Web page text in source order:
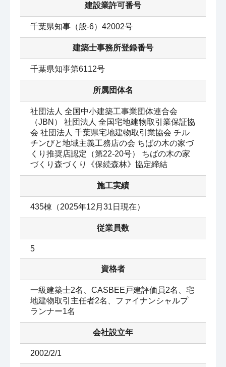
建設業許可番号
千葉県知事（般-6）42002号
建築士事務所登録番号
千葉県知事第6112号
所属団体名
社団法人 全国中小建築工事業団体連合会
（JBN） 社団法人 全国宅地建物取引業保証協
会 社団法人 千葉県宅地建物取引業協会 チル
チンびと地域主義工務店の会 ちばの木の家づ
くり推奨店認定（第22-20号） ちばの木の家
づくり森づくり《保続森林》協定締結
施工実績
435棟（2025年12月31日現在）
従業員数
5
資格者
一級建築士2名、CASBEE戸建評価員2名、宅
地建物取引主任者2名、ファイナンシャルプ
ランナー1名
会社設立年
2002/2/1